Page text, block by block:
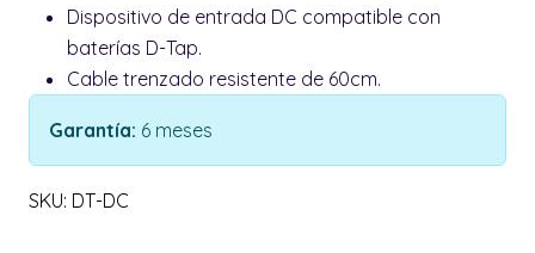
Dispositivo de entrada DC compatible con
baterías D-Tap.
Cable trenzado resistente de 60cm.
Garantía: 6 meses
SKU: DT-DC